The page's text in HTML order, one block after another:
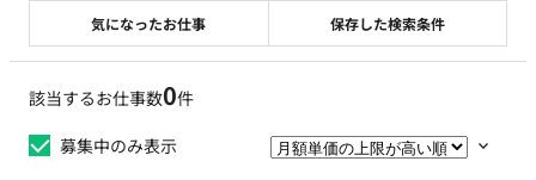
該当するお仕事数0件
募集中のみ表示
気になったお仕事 保存した検索条件